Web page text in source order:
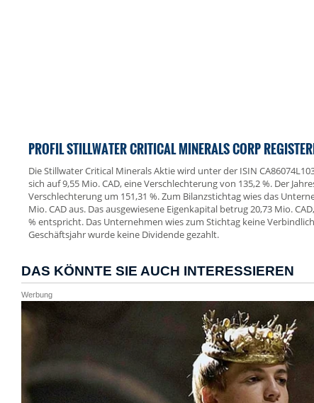
PROFIL STILLWATER CRITICAL MINERALS CORP
Die Stillwater Critical Minerals Aktie wird unter der ISIN
sich auf 9,55 Mio. CAD, eine Verschlechterung von 135,2 %. Der
Verschlechterung um 151,31 %. Zum Bilanzstichtag wies das
Mio. CAD aus. Das ausgewiesene Eigenkapital betrug 20,73 Mio.
% entspricht. Das Unternehmen wies zum Stichtag keine
Geschäftsjahr wurde keine Dividende gezahlt.